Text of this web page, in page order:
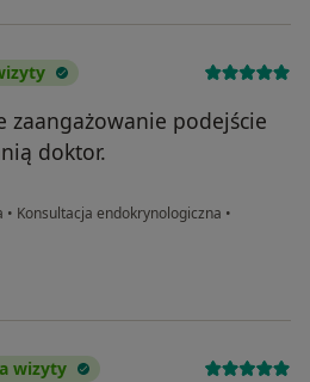
zaangażowanie podejście
doktor.
• Konsultacja endokrynologiczna •
wizyty